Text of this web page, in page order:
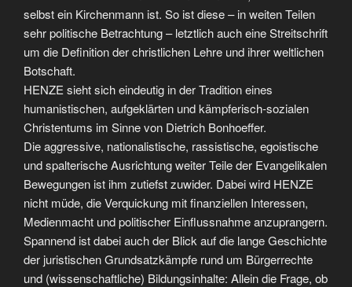
selbst ein Kirchenmann ist. So ist diese – in weiten Teilen
sehr politische Betrachtung – letztlich auch eine Streitschrift
um die Definition der christlichen Lehre und ihrer weltlichen
Botschaft.
HENZE sieht sich eindeutig in der Tradition eines
humanistischen, aufgeklärten und kämpferisch-sozialen
Christentums im Sinne von Dietrich Bonhoeffer.
Die aggressive, nationalistische, rassistische, egoistische
und spalterische Ausrichtung weiter Teile der Evangelikalen
Bewegungen ist ihm zutiefst zuwider. Dabei wird HENZE
nicht müde, die Verquickung mit finanziellen Interessen,
Medienmacht und politischer Einflussnahme anzuprangern.
Spannend ist dabei auch der Blick auf die lange Geschichte
der juristischen Grundsatzkämpfe rund um Bürgerrechte
und (wissenschaftliche) Bildungsinhalte: Allein die Frage, ob